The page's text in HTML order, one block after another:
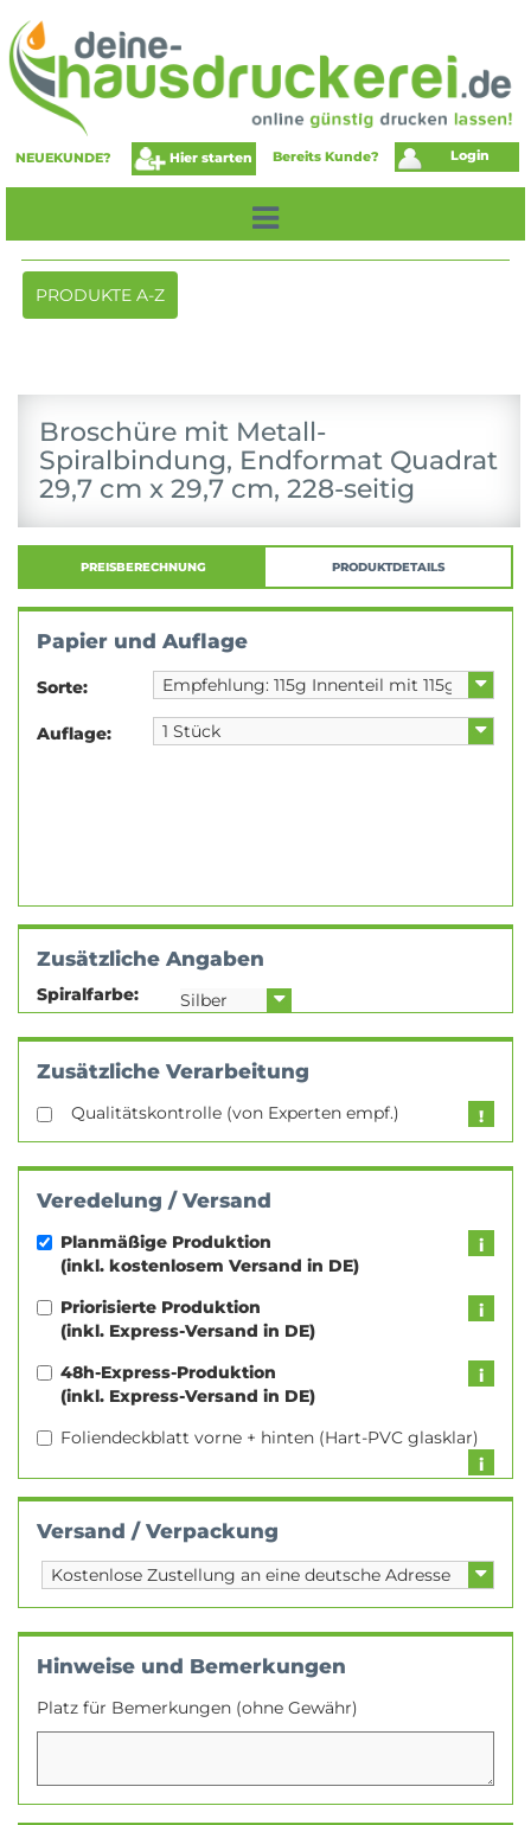
NEUEKUNDE? Hier starten Bereits Kunde? Login
Toggle
navigation
PRODUKTE A-Z
Broschüre mit Metall-
Spiralbindung, Endformat Quadrat
29,7 cm x 29,7 cm, 228-seitig
PREISBERECHNUNG PRODUKTDETAILS
Papier und Auflage
Sorte:
Auflage:
Zusätzliche Angaben
Spiralfarbe:
Zusätzliche Verarbeitung
Qualitätskontrolle (von Experten empf.)
Veredelung / Versand
Planmäßige Produktion
(inkl. kostenlosem Versand in DE)
Priorisierte Produktion
(inkl. Express-Versand in DE)
48h-Express-Produktion
(inkl. Express-Versand in DE)
Foliendeckblatt vorne + hinten (Hart-PVC glasklar)
Versand / Verpackung
Hinweise und Bemerkungen
Platz für Bemerkungen (ohne Gewähr)